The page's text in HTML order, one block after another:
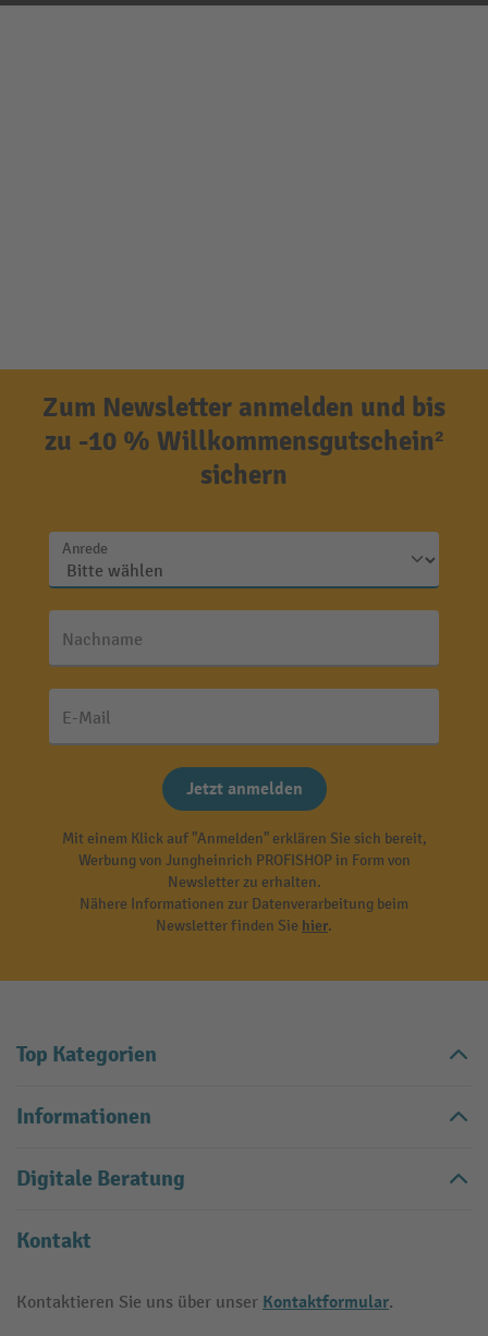
Zum Newsletter anmelden und bis
zu -10 % Willkommensgutschein²
sichern
Anrede
Nachname
E-Mail
Jetzt anmelden
Mit einem Klick auf "Anmelden" erklären Sie sich bereit,
Werbung von Jungheinrich PROFISHOP in Form von
Newsletter zu erhalten.
Nähere Informationen zur Datenverarbeitung beim
Newsletter finden Sie hier.
Top Kategorien
Informationen
Digitale Beratung
Kontakt
Kontaktieren Sie uns über unser Kontaktformular.